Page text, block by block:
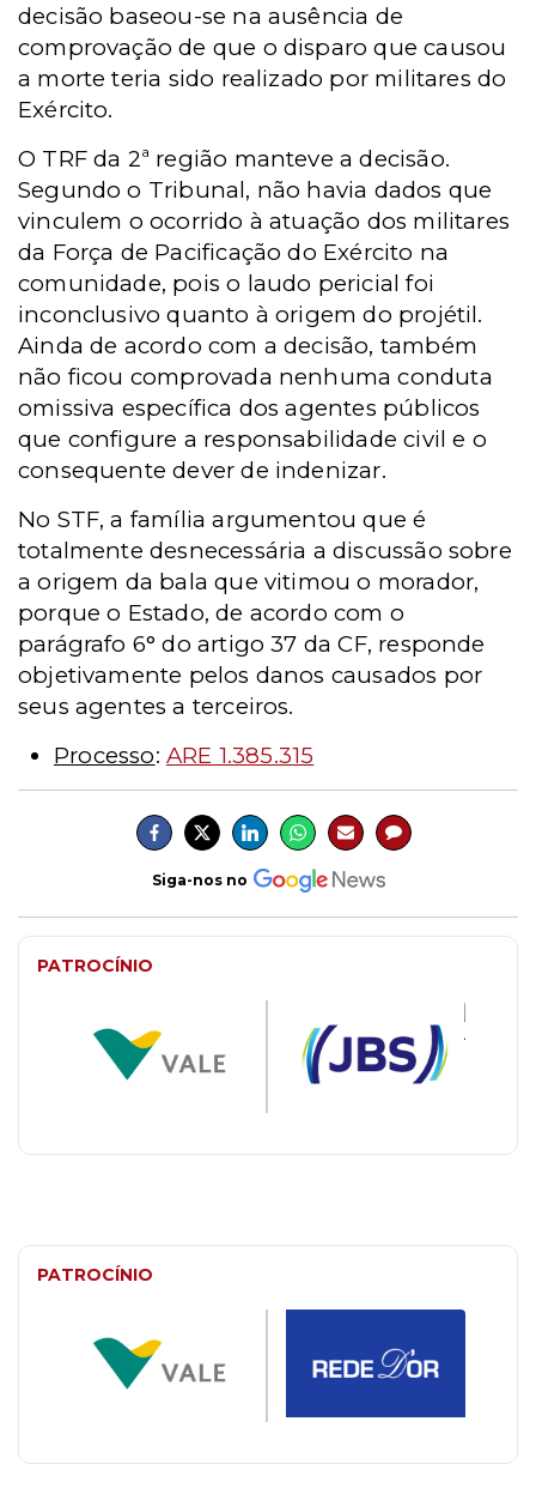
decisão baseou-se na ausência de
comprovação de que o disparo que causou
a morte teria sido realizado por militares do
Exército.
O TRF da 2ª região manteve a decisão.
Segundo o Tribunal, não havia dados que
vinculem o ocorrido à atuação dos militares
da Força de Pacificação do Exército na
comunidade, pois o laudo pericial foi
inconclusivo quanto à origem do projétil.
Ainda de acordo com a decisão, também
não ficou comprovada nenhuma conduta
omissiva específica dos agentes públicos
que configure a responsabilidade civil e o
consequente dever de indenizar.
No STF, a família argumentou que é
totalmente desnecessária a discussão sobre
a origem da bala que vitimou o morador,
porque o Estado, de acordo com o
parágrafo 6° do artigo 37 da CF, responde
objetivamente pelos danos causados por
seus agentes a terceiros.
Processo: ARE 1.385.315
Siga-nos no
PATROCÍNIO
PATROCÍNIO